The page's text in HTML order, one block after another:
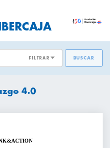
REDONDAS
FILTRAR BUSCAR
4.0